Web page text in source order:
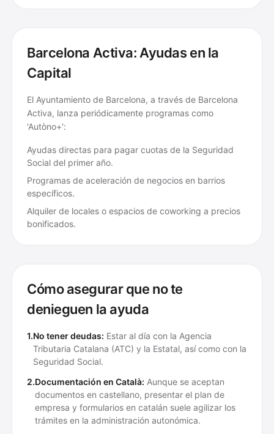
Barcelona Activa: Ayudas en la
Capital
El Ayuntamiento de Barcelona, a través de Barcelona
Activa, lanza periódicamente programas como
'Autòno+':
Ayudas directas para pagar cuotas de la Seguridad
Social del primer año.
Programas de aceleración de negocios en barrios
específicos.
Alquiler de locales o espacios de coworking a precios
bonificados.
Cómo asegurar que no te
denieguen la ayuda
1.No tener deudas: Estar al día con la Agencia
Tributaria Catalana (ATC) y la Estatal, así como con la
Seguridad Social.
2.Documentación en Català: Aunque se aceptan
documentos en castellano, presentar el plan de
empresa y formularios en catalán suele agilizar los
trámites en la administración autonómica.